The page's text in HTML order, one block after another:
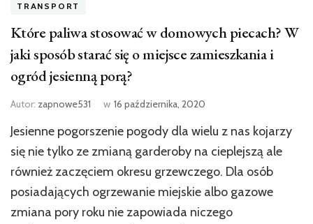
TRANSPORT
Które paliwa stosować w domowych piecach? W
jaki sposób starać się o miejsce zamieszkania i
ogród jesienną porą?
Autor: zapnowe531 w 16 października, 2020
Jesienne pogorszenie pogody dla wielu z nas kojarzy
się nie tylko ze zmianą garderoby na cieplejszą ale
również zaczęciem okresu grzewczego. Dla osób
posiadających ogrzewanie miejskie albo gazowe
zmiana pory roku nie zapowiada niczego